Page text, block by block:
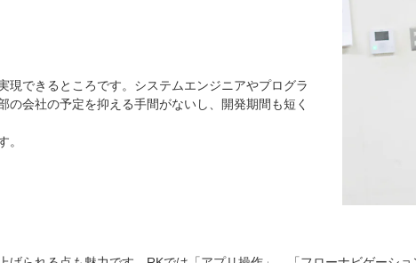
できるところです。システムエンジニアやプログラ
会社の予定を抑える手間がないし、開発期間も短く
。